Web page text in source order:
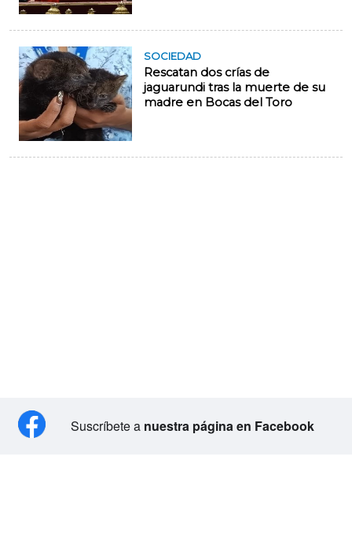
SOCIEDAD
Rescatan dos crías de
jaguarundi tras la muerte de su
madre en Bocas del Toro
Suscríbete a nuestra página en Facebook